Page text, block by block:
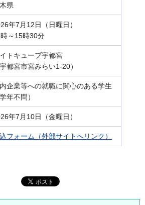
県
年7月12日（日曜日）
～15時30分
トキューブ宇都宮
宇都宮市宮みらい1-20）
企業等への就職に関心のある学生
学年不問）
年7月10日（金曜日）
フォーム（外部サイトへリンク）